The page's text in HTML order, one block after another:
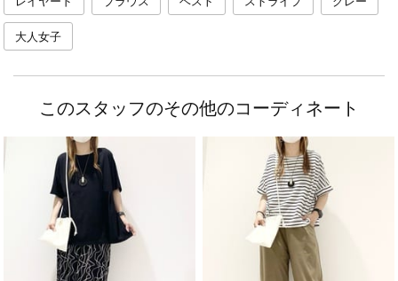
大人女子
このスタッフのその他のコーディネート